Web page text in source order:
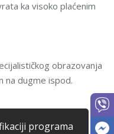
ka visoko plaćenim
obrazovanja
na dugme ispod.
programa